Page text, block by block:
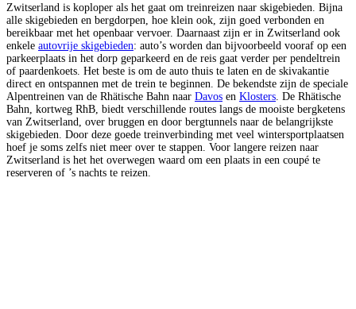
Zwitserland is koploper als het gaat om treinreizen naar skigebieden. Bijna
alle skigebieden en bergdorpen, hoe klein ook, zijn goed verbonden en
bereikbaar met het openbaar vervoer. Daarnaast zijn er in Zwitserland ook
enkele autovrije skigebieden: auto’s worden dan bijvoorbeeld vooraf op een
parkeerplaats in het dorp geparkeerd en de reis gaat verder per pendeltrein
of paardenkoets. Het beste is om de auto thuis te laten en de skivakantie
direct en ontspannen met de trein te beginnen. De bekendste zijn de speciale
Alpentreinen van de Rhätische Bahn naar Davos en Klosters . De Rhätische
Bahn, kortweg RhB, biedt verschillende routes langs de mooiste bergketens
van Zwitserland, over bruggen en door bergtunnels naar de belangrijkste
skigebieden. Door deze goede treinverbinding met veel wintersportplaatsen
hoef je soms zelfs niet meer over te stappen. Voor langere reizen naar
Zwitserland is het het overwegen waard om een plaats in een coupé te
reserveren of ’s nachts te reizen.